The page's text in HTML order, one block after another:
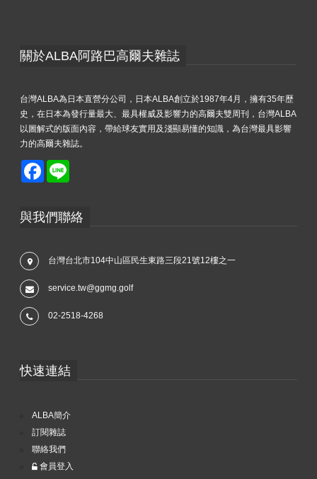
關於ALBA阿路巴高爾夫雜誌
台灣ALBA為日本直營分公司，日本ALBA創立於1987年4月，擁有35年歷
史，在日本為發行量最大、最具權威及影響力的高爾夫雙周刊，台灣ALBA
以圖解式的版面內容，帶給球友實用及淺顯易懂的知識，為台灣最具影響
力的高爾夫雜誌。
Facebook
與我們聯絡
台灣台北市104中山區民生東路三段21號12樓之一
service.tw@ggmg.golf
02-2518-4268
快速連結
ALBA簡介
訂閱雜誌
聯絡我們
會員登入